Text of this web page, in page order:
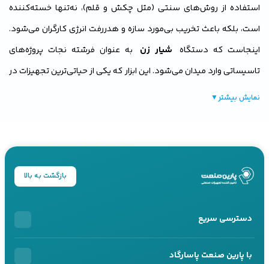
استفاده از روش‌های سنتی (مثل چکش و قلم)، نه‌تنها خسته‌کننده
است، بلکه باعث تخریب بی‌مورد سازه و هدررفت انرژی کارگران می‌شود.
اینجاست که دستگاه شیار زن
به عنوان فرشته نجات پروژه‌های
تاسیساتی وارد میدان می‌شود. این ابزار که یکی از حیاتی‌ترین تجهیزات در
زیرمجموعه ابزار برش و سایش
۳ برابر
نسبت به روش‌های دستی افزایش داده و ضایعات ساختمانی را
فرقی نمی‌کند که به دنبال
برای یک پروژه کوچک هستید
برای تجهیز اکیپ‌های اجرایی خود
نمایش بیشتر▼
بازگشت به بالا
دسترسی سریع
با پارین صنعت پاسارگاد